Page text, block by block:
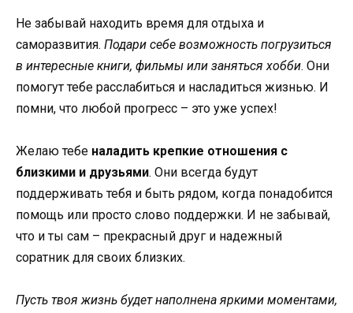
Не забывай находить время для отдыха и
саморазвития. Подари себе возможность погрузиться
в интересные книги, фильмы или заняться хобби. Они
помогут тебе расслабиться и насладиться жизнью. И
помни, что любой прогресс – это уже успех!
Желаю тебе наладить крепкие отношения с
близкими и друзьями. Они всегда будут
поддерживать тебя и быть рядом, когда понадобится
помощь или просто слово поддержки. И не забывай,
что и ты сам – прекрасный друг и надежный
соратник для своих близких.
Пусть твоя жизнь будет наполнена яркими моментами,